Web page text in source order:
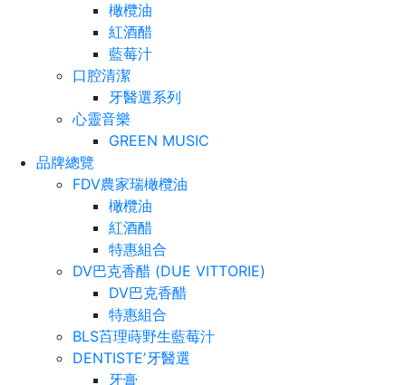
橄欖油
紅酒醋
藍莓汁
口腔清潔
牙醫選系列
心靈音樂
GREEN MUSIC
品牌總覽
FDV農家瑞橄欖油
橄欖油
紅酒醋
特惠組合
DV巴克香醋 (DUE VITTORIE)
DV巴克香醋
特惠組合
BLS苩理蒔野生藍莓汁
DENTISTEʼ牙醫選
牙膏